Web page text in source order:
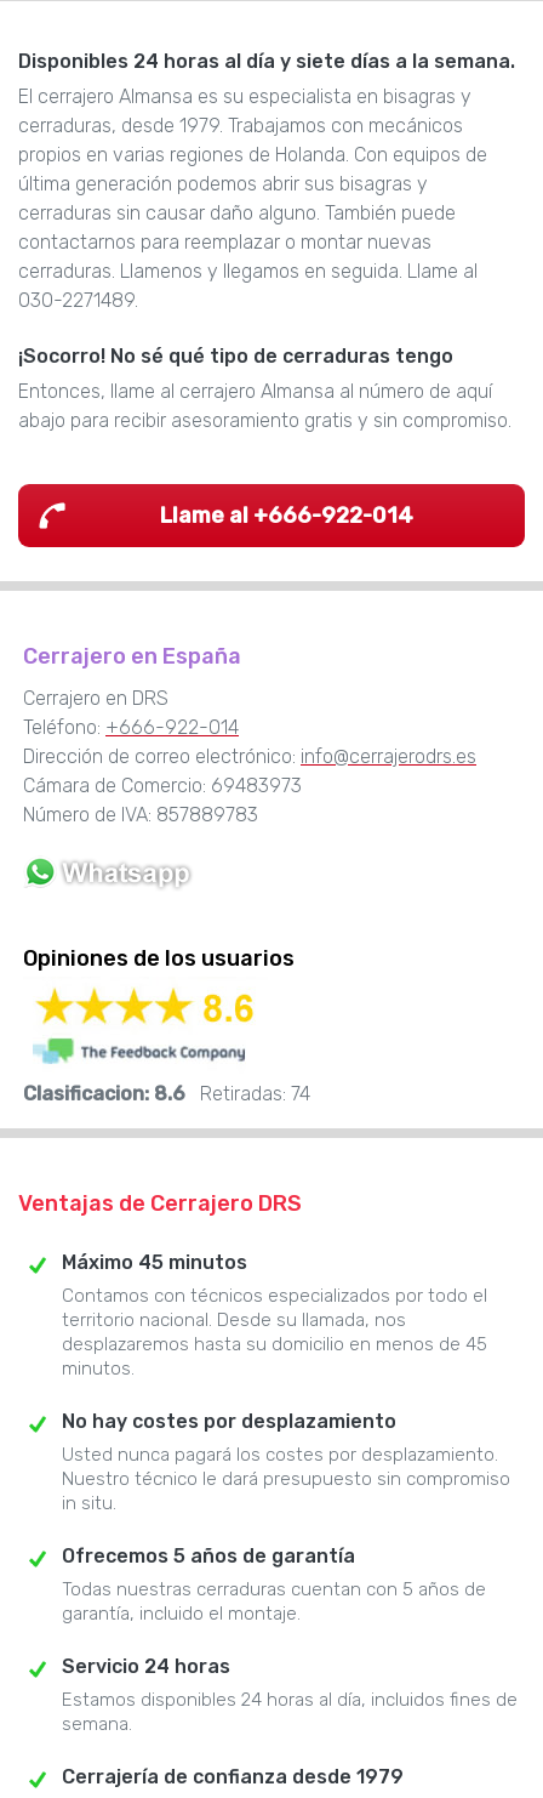
Disponibles 24 horas al día y siete días a la semana.
El cerrajero Almansa es su especialista en bisagras y
cerraduras, desde 1979. Trabajamos con mecánicos
propios en varias regiones de Holanda. Con equipos de
última generación podemos abrir sus bisagras y
cerraduras sin causar daño alguno. También puede
contactarnos para reemplazar o montar nuevas
cerraduras. Llamenos y llegamos en seguida. Llame al
030-2271489.
¡Socorro! No sé qué tipo de cerraduras tengo
Entonces, llame al cerrajero Almansa al número de aquí
abajo para recibir asesoramiento gratis y sin compromiso.
Llame al +666-922-014
Cerrajero en España
Cerrajero en DRS
Teléfono: +666-922-014
Dirección de correo electrónico: info@cerrajerodrs.es
Cámara de Comercio: 69483973
Número de IVA: 857889783
Opiniones de los usuarios
Clasificacion: 8.6 Retiradas: 74
Ventajas de Cerrajero DRS
Máximo 45 minutos
Contamos con técnicos especializados por todo el
territorio nacional. Desde su llamada, nos
desplazaremos hasta su domicilio en menos de 45
minutos.
No hay costes por desplazamiento
Usted nunca pagará los costes por desplazamiento.
Nuestro técnico le dará presupuesto sin compromiso
in situ.
Ofrecemos 5 años de garantía
Todas nuestras cerraduras cuentan con 5 años de
garantía, incluido el montaje.
Servicio 24 horas
Estamos disponibles 24 horas al día, incluidos fines de
semana.
Cerrajería de confianza desde 1979